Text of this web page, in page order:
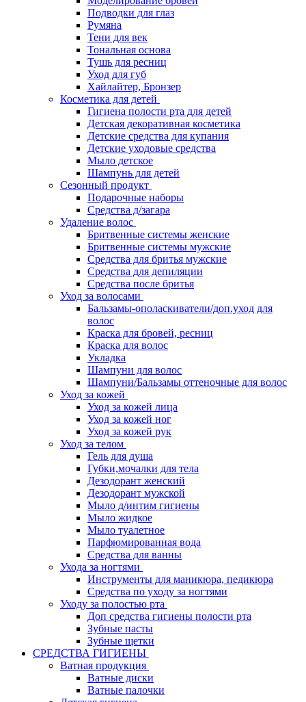
Подводки для глаз
Румяна
Тени для век
Тональная основа
Тушь для ресниц
Уход для губ
Хайлайтер, Бронзер
Косметика для детей
Гигиена полости рта для детей
Детская декоративная косметика
Детские средства для купания
Детские уходовые средства
Мыло детское
Шампунь для детей
Сезонный продукт
Подарочные наборы
Средства д/загара
Удаление волос
Бритвенные системы женские
Бритвенные системы мужские
Средства для бритья мужские
Средства для депиляции
Средства после бритья
Уход за волосами
Бальзамы-ополаскиватели/доп.уход для
волос
Краска для бровей, ресниц
Краска для волос
Укладка
Шампуни для волос
Шампуни/Бальзамы оттеночные для волос
Уход за кожей
Уход за кожей лица
Уход за кожей ног
Уход за кожей рук
Уход за телом
Гель для душа
Губки,мочалки для тела
Дезодорант женский
Дезодорант мужской
Мыло д/интим гигиены
Мыло жидкое
Мыло туалетное
Парфюмированная вода
Средства для ванны
Ухода за ногтями
Инструменты для маникюра, педикюра
Средства по уходу за ногтями
Уходу за полостью рта
Доп средства гигиены полости рта
Зубные пасты
Зубные щетки
СРЕДСТВА ГИГИЕНЫ
Ватная продукция
Ватные диски
Ватные палочки